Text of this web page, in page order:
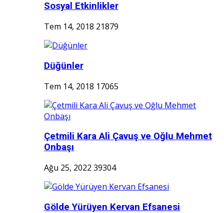
Sosyal Etkinlikler
Tem 14, 2018 21879
Düğünler
Tem 14, 2018 17065
Çetmili Kara Ali Çavuş ve Oğlu Mehmet
Onbaşı
Ağu 25, 2022 39304
Gölde Yürüyen Kervan Efsanesi